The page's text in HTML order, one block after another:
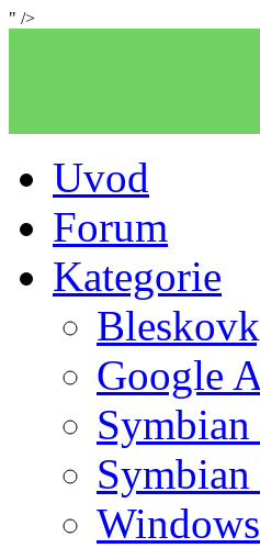
" />
Uvod
Forum
Kategorie
Google
Symbian